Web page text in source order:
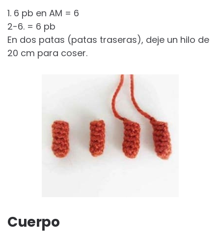
1. 6 pb en AM = 6
2-6. = 6 pb
En dos patas (patas traseras), deje un hilo de
20 cm para coser.
Cuerpo